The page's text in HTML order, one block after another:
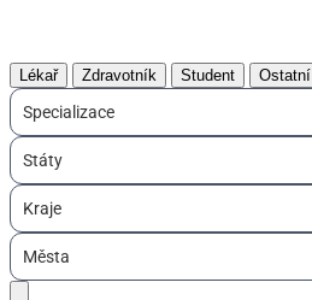
Lékař Zdravotník Student Ostatní
Specializace
Státy
Kraje
Města